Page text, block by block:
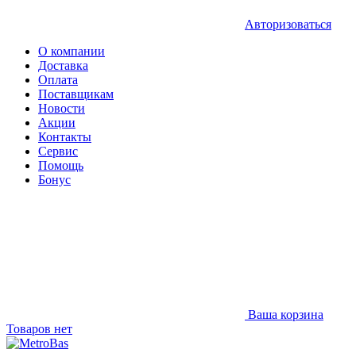
Авторизоваться
О компании
Доставка
Оплата
Поставщикам
Новости
Акции
Контакты
Сервис
Помощь
Бонус
Ваша корзина
Товаров нет